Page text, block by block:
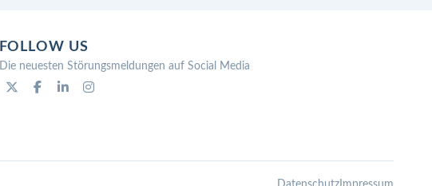
FOLLOW US
Die neuesten Störungsmeldungen auf Social Media